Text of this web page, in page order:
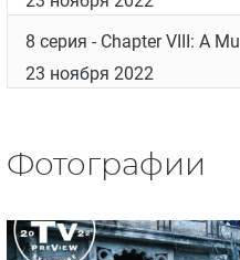
3 серия
- Chapter III: Friend
23 ноября 2022
5 серия - Chapter V: You
6 серия- Chapter VI: Quid